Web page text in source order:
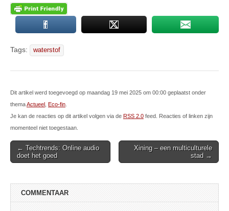
Tags: waterstof
Dit artikel werd toegevoegd op maandag 19 mei 2025 om 00:00 geplaatst onder
themaActueel Eco-fin
Je kan de reacties op dit artikel volgen via de RSS 2.0 feed. Reacties of linken zijn
momenteel niet toegestaan.
Post
navigation
← Techtrends: Online audio
doet het goed
Xining – een multiculturele
stad →
COMMENTAAR